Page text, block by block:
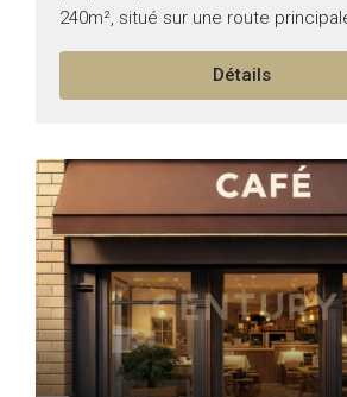
240m², situé sur une route
de Carthage. Superficie : 240 m²
Détails